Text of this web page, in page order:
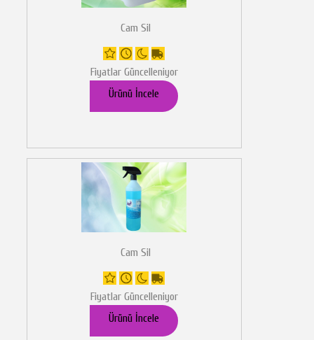
Cam Sil
Fiyatlar Güncelleniyor
Ürünü İncele
Cam Sil
Fiyatlar Güncelleniyor
Ürünü İncele